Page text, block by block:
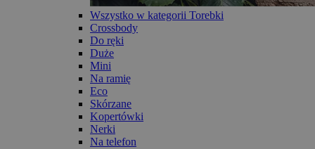
Wszystko w kategorii Torebki
Crossbody
Do ręki
Duże
Mini
Na ramię
Eco
Skórzane
Kopertówki
Nerki
Na telefon